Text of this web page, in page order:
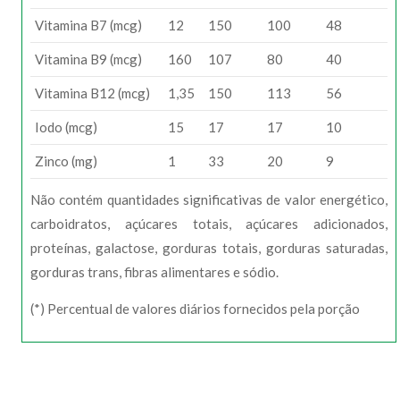
Vitamina B7 (mcg) 12 150 100 48
Vitamina B9 (mcg) 160 107 80 40
Vitamina B12 (mcg) 1,35 150 113 56
Iodo (mcg) 15 17 17 10
Zinco (mg) 1 33 20 9
Não contém quantidades significativas de valor energético,
carboidratos, açúcares totais, açúcares adicionados,
proteínas, galactose, gorduras totais, gorduras saturadas,
gorduras trans, fibras alimentares e sódio.
(*) Percentual de valores diários fornecidos pela porção